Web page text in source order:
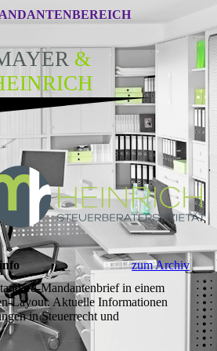
&
zum Archiv
Mandantenbrief in einem
Layout. Aktuelle Informationen
in Steuerrecht und